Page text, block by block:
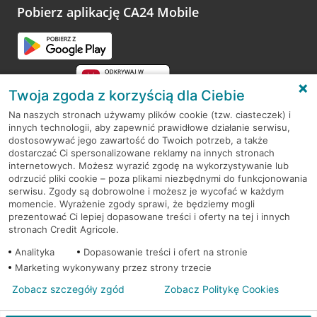
opinie.
Pobierz aplikację CA24 Mobile
RODO
Regulamin serwisu
Mapa serwisu
PolitykaCookies
© 2026 Credit Agricole Bank Polska S.A. Wszelkie prawa zastrzeżone
Twoja zgoda z korzyścią dla Ciebie
Na naszych stronach używamy plików cookie (tzw. ciasteczek) i
innych technologii, aby zapewnić prawidłowe działanie serwisu,
dostosowywać jego zawartość do Twoich potrzeb, a także
dostarczać Ci spersonalizowane reklamy na innych stronach
internetowych. Możesz wyrazić zgodę na wykorzystywanie lub
odrzucić pliki cookie – poza plikami niezbędnymi do funkcjonowania
serwisu. Zgody są dobrowolne i możesz je wycofać w każdym
momencie. Wyrażenie zgody sprawi, że będziemy mogli
prezentować Ci lepiej dopasowane treści i oferty na tej i innych
stronach Credit Agricole.
Analityka
Dopasowanie treści i ofert na stronie
Marketing wykonywany przez strony trzecie
Zobacz szczegóły zgód Zobacz Politykę Cookies